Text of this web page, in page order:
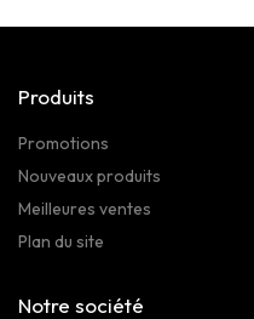
Produits
Promotions
Nouveaux produits
Meilleures ventes
Plan du site
Notre société